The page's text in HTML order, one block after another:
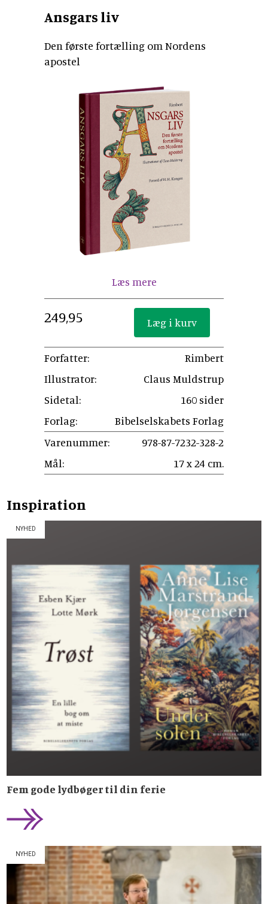
Ansgars liv
Den første fortælling om Nordens
apostel
Læs mere
249,95
Forfatter:
Rimbert
Illustrator:
Claus Muldstrup
Sidetal:
160 sider
Forlag:
Bibelselskabets Forlag
Varenummer:
978-87-7232-328-2
Mål:
17 x 24 cm.
Inspiration
NYHED
Fem gode lydbøger til din ferie
NYHED